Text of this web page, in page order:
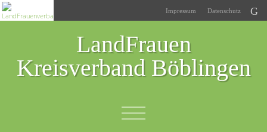
Impressum Datenschutz
LandFrauen
Kreisverband Böblingen